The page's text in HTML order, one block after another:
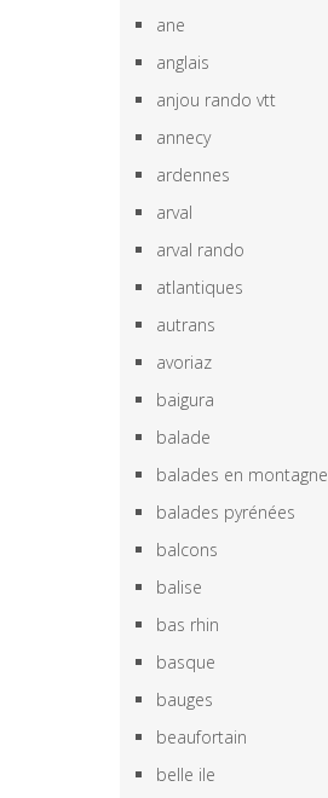
ane
anglais
anjou rando vtt
annecy
ardennes
arval
arval rando
atlantiques
autrans
avoriaz
baigura
balade
balades en montagne
balades pyrénées
balcons
balise
bas rhin
basque
bauges
beaufortain
belle ile